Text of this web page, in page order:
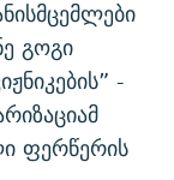
გოგი
-
ფერწერის